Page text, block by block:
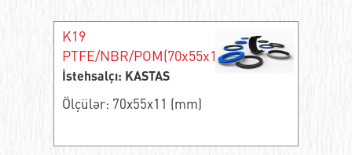
K19
PTFE/NBR/POM(70x55x11)
İstehsalçı: KASTAS
Ölçülər: 70x55x11 (mm)